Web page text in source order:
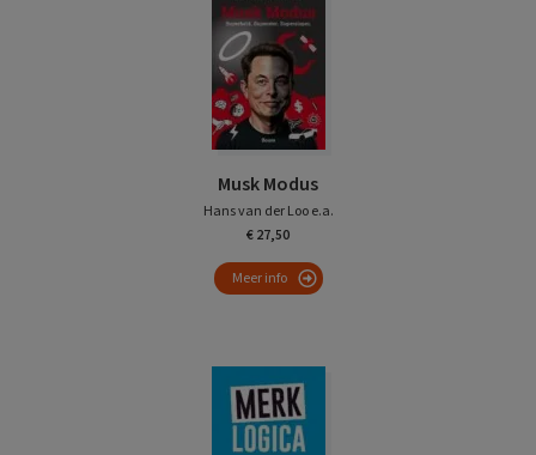
Musk Modus
Hans van der Loo e.a.
€ 27,50
Meer info